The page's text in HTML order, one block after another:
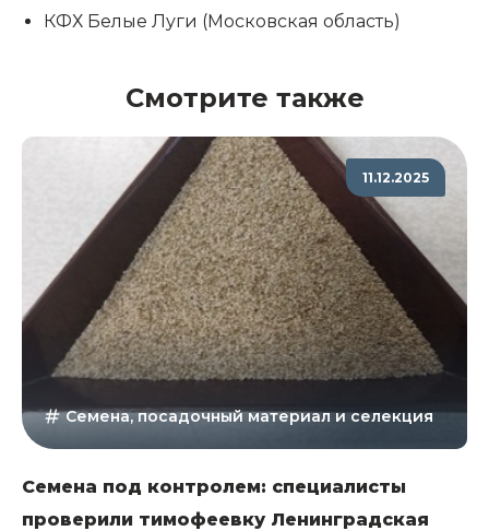
КФХ Белые Луги (Московская область)
Смотрите также
11.12.2025
Семена, посадочный материал и селекция
Семена под контролем: специалисты
проверили тимофеевку Ленинградская